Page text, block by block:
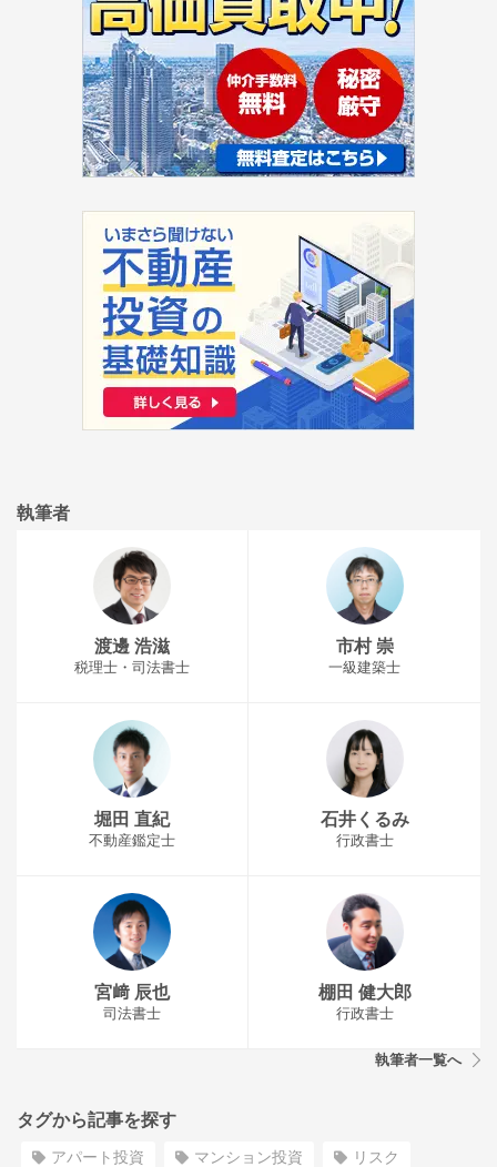
執筆者
渡邊 浩滋
税理士・司法書士
市村 崇
一級建築士
堀田 直紀
不動産鑑定士
石井くるみ
行政書士
宮﨑 辰也
司法書士
棚田 健大郎
行政書士
執筆者一覧へ
タグから記事を探す
アパート投資 マンション投資 リスク